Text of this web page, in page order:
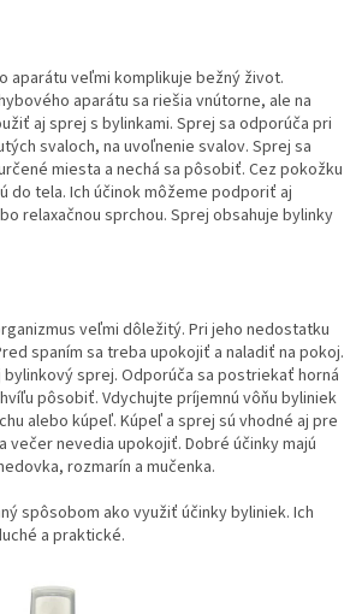
aparátu veľmi komplikuje bežný život.
aparátu sa riešia vnútorne, ale na
aj sprej s bylinkami. Sprej sa odporúča pri
svaloch, na uvoľnenie svalov. Sprej sa
miesta a nechá sa pôsobiť. Cez pokožku
do tela. Ich účinok môžeme podporiť aj
relaxačnou sprchou. Sprej obsahuje bylinky
veľmi dôležitý. Pri jeho nedostatku
spaním sa treba upokojiť a naladiť na pokoj.
sprej. Odporúča sa postriekať horná
pôsobiť. Vdychujte príjemnú vôňu byliniek
alebo kúpeľ. Kúpeľ a sprej sú vhodné aj pre
nevedia upokojiť. Dobré účinky majú
rozmarín a mučenka.
spôsobom ako využiť účinky byliniek. Ich
a praktické.